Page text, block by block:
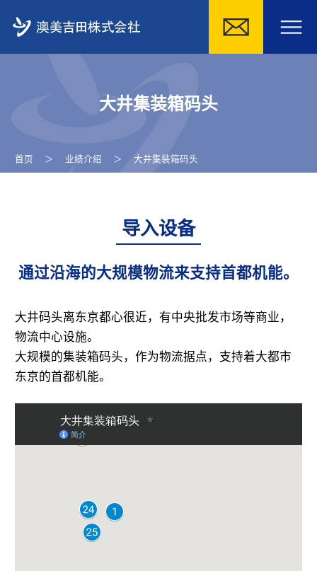
大井集装箱码头
首页 ＞ 业绩介绍 ＞ 大井集装箱码头
导入设备
通过沿海的大规模物流来支持首都机能。
大井码头离东京都心很近，有中央批发市场等商业，
物流中心设施。
大规模的集装箱码头，作为物流据点，支持着大都市
东京的首都机能。